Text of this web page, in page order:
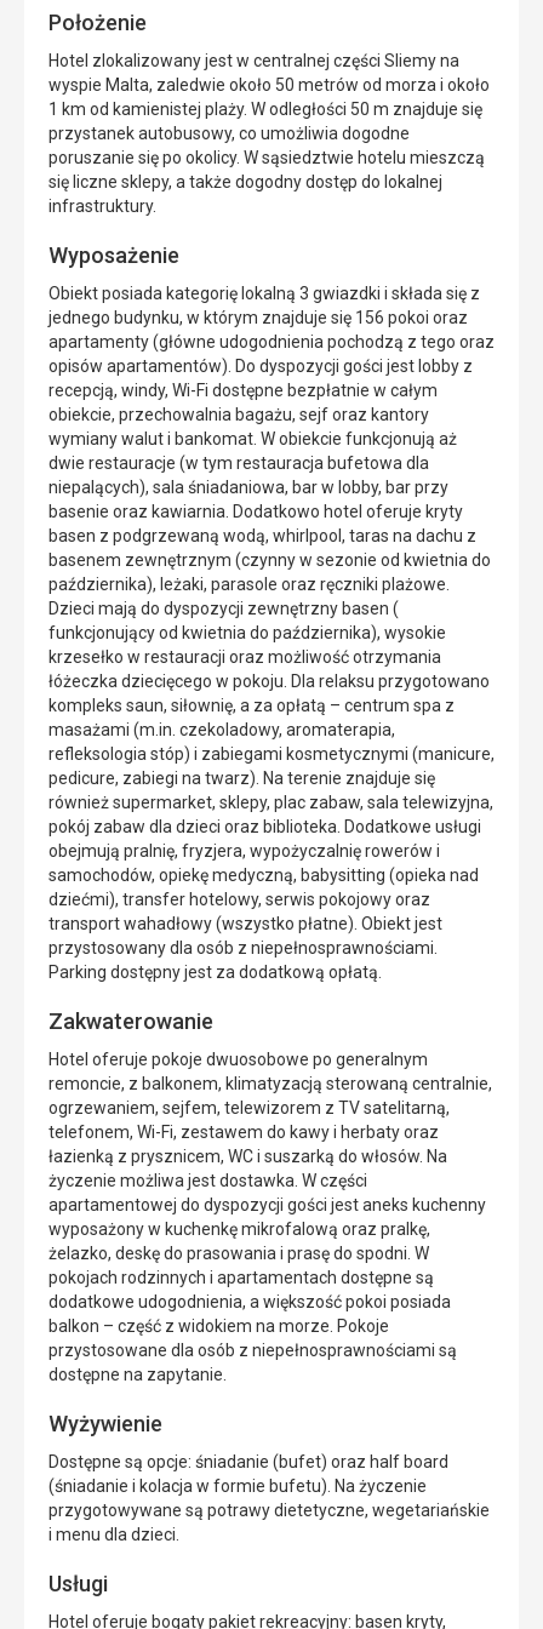
Położenie
Hotel zlokalizowany jest w centralnej części Sliemy na
wyspie Malta, zaledwie około 50 metrów od morza i około
1 km od kamienistej plaży. W odległości 50 m znajduje się
przystanek autobusowy, co umożliwia dogodne
poruszanie się po okolicy. W sąsiedztwie hotelu mieszczą
się liczne sklepy, a także dogodny dostęp do lokalnej
infrastruktury.
Wyposażenie
Obiekt posiada kategorię lokalną 3 gwiazdki i składa się z
jednego budynku, w którym znajduje się 156 pokoi oraz
apartamenty (główne udogodnienia pochodzą z tego oraz
opisów apartamentów). Do dyspozycji gości jest lobby z
recepcją, windy, Wi-Fi dostępne bezpłatnie w całym
obiekcie, przechowalnia bagażu, sejf oraz kantory
wymiany walut i bankomat. W obiekcie funkcjonują aż
dwie restauracje (w tym restauracja bufetowa dla
niepalących), sala śniadaniowa, bar w lobby, bar przy
basenie oraz kawiarnia. Dodatkowo hotel oferuje kryty
basen z podgrzewaną wodą, whirlpool, taras na dachu z
basenem zewnętrznym (czynny w sezonie od kwietnia do
października), leżaki, parasole oraz ręczniki plażowe.
Dzieci mają do dyspozycji zewnętrzny basen (
funkcjonujący od kwietnia do października), wysokie
krzesełko w restauracji oraz możliwość otrzymania
łóżeczka dziecięcego w pokoju. Dla relaksu przygotowano
kompleks saun, siłownię, a za opłatą – centrum spa z
masażami (m.in. czekoladowy, aromaterapia,
refleksologia stóp) i zabiegami kosmetycznymi (manicure,
pedicure, zabiegi na twarz). Na terenie znajduje się
również supermarket, sklepy, plac zabaw, sala telewizyjna,
pokój zabaw dla dzieci oraz biblioteka. Dodatkowe usługi
obejmują pralnię, fryzjera, wypożyczalnię rowerów i
samochodów, opiekę medyczną, babysitting (opieka nad
dziećmi), transfer hotelowy, serwis pokojowy oraz
transport wahadłowy (wszystko płatne). Obiekt jest
przystosowany dla osób z niepełnosprawnościami.
Parking dostępny jest za dodatkową opłatą.
Zakwaterowanie
Hotel oferuje pokoje dwuosobowe po generalnym
remoncie, z balkonem, klimatyzacją sterowaną centralnie,
ogrzewaniem, sejfem, telewizorem z TV satelitarną,
telefonem, Wi-Fi, zestawem do kawy i herbaty oraz
łazienką z prysznicem, WC i suszarką do włosów. Na
życzenie możliwa jest dostawka. W części
apartamentowej do dyspozycji gości jest aneks kuchenny
wyposażony w kuchenkę mikrofalową oraz pralkę,
żelazko, deskę do prasowania i prasę do spodni. W
pokojach rodzinnych i apartamentach dostępne są
dodatkowe udogodnienia, a większość pokoi posiada
balkon – część z widokiem na morze. Pokoje
przystosowane dla osób z niepełnosprawnościami są
dostępne na zapytanie.
Wyżywienie
Dostępne są opcje: śniadanie (bufet) oraz half board
(śniadanie i kolacja w formie bufetu). Na życzenie
przygotowywane są potrawy dietetyczne, wegetariańskie
i menu dla dzieci.
Usługi
Hotel oferuje bogaty pakiet rekreacyjny: basen kryty,